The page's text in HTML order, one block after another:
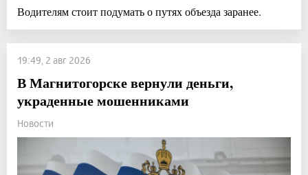
Водителям стоит подумать о путях объезда заранее.
19:49, 2 авг 2026
В Магнитогорске вернули деньги,
украденные мошенниками
Новости